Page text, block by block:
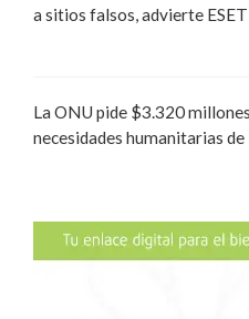
a sitios falsos, advierte ESET
La ONU pide $3.320
necesidades humanitarias